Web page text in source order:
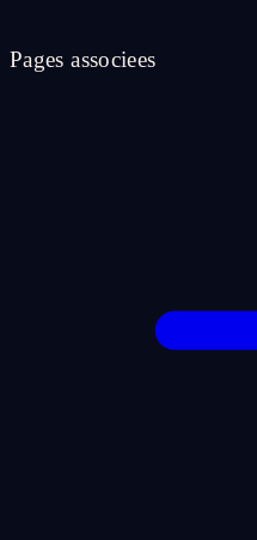
Pages associees